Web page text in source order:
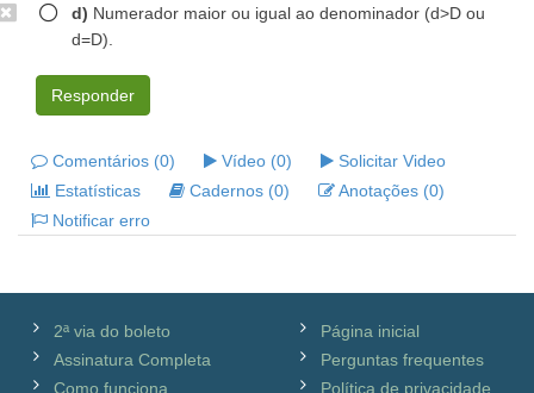
d) Numerador maior ou igual ao denominador (d>D ou
d=D).
Responder
Comentários (0) Vídeo (0)
Solicitar Video
Estatísticas
Cadernos (0)
Anotações (0)
Notificar erro
2ª via do boleto
Assinatura Completa
Como funciona
Página inicial
Perguntas frequentes
Política de privacidade